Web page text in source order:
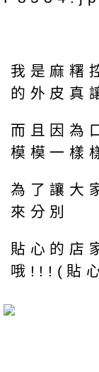
我是麻糬
的外皮真
而且因為
模模一樣
為了讓大
來分別
貼心的店
哦!!!(貼